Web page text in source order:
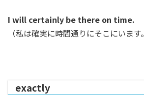
I will certainly be there on time.
（私は確実に時間通りにそこにいます。
exactly